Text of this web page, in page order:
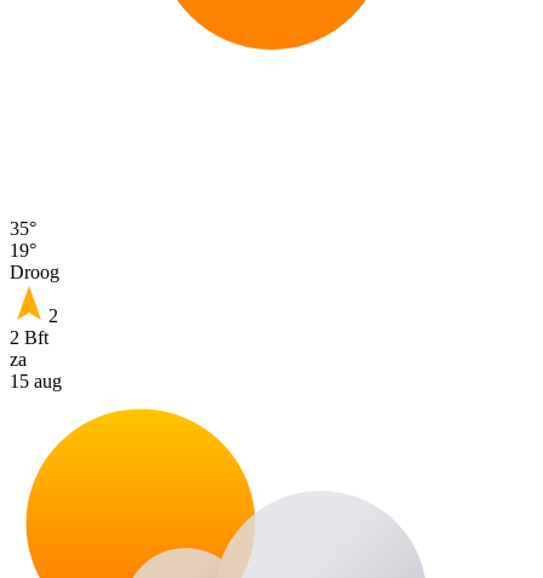
35°
19°
Droog
2
2 Bft
za
15 aug